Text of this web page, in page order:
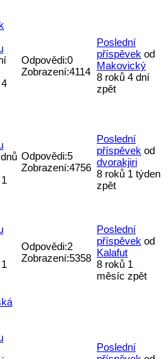
Odpovědi:0
Zobrazení:4114
Poslední
příspěvek od
Makovický
8 roků 4 dní
zpět
Odpovědi:5
Zobrazení:4756
Poslední
příspěvek od
dvorakjiri
8 roků 1 týden
zpět
Odpovědi:2
Zobrazení:5358
Poslední
příspěvek od
Kalafut
8 roků 1
měsíc zpět
Poslední